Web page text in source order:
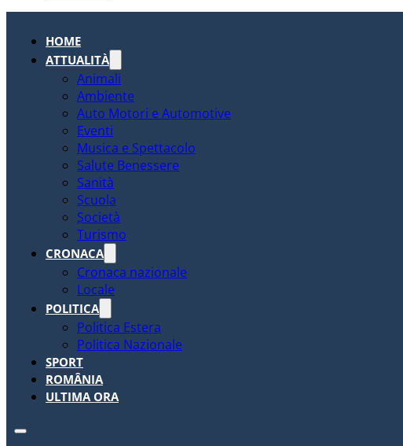
HOME
ATTUALITÀ
Animali
Ambiente
Auto Motori e Automotive
Eventi
Musica e Spettacolo
Salute Benessere
Sanità
Scuola
Società
Turismo
CRONACA
Cronaca nazionale
Locale
POLITICA
Politica Estera
Politica Nazionale
SPORT
ROMÂNIA
ULTIMA ORA